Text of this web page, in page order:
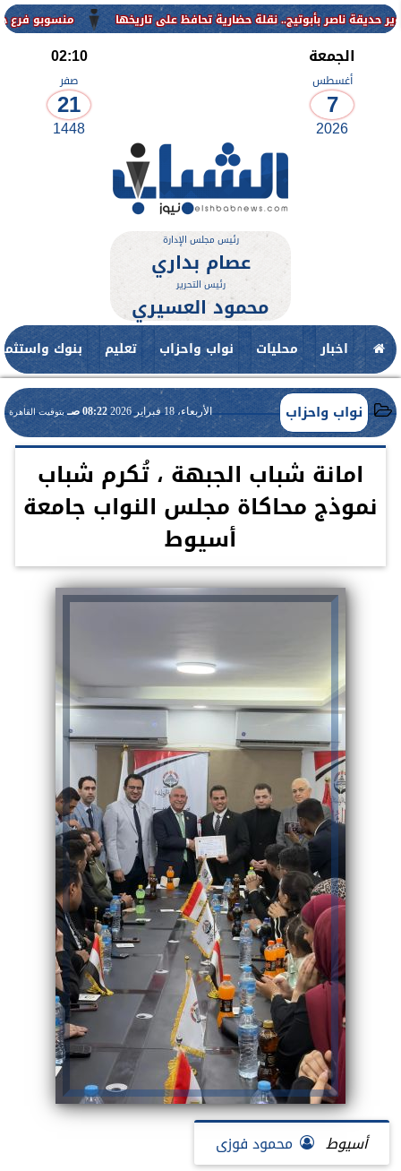
منسوبو فرع جامعة
الجمعة
أغسطس
7
2026
02:10
صفر
21
1448
رئيس مجلس الإدارة
عصام بداري
رئيس التحرير
محمود العسيري
اخبار محليات نواب واحزاب تعليم بنوك
نواب واحزاب الأربعاء، 18 فبراير 2026 08:22 صـ بتوقيت القاهرة
امانة شباب الجبهة ، تُكرم شباب
نموذج محاكاة مجلس النواب جامعة
أسيوط
أسيوط محمود فوزى